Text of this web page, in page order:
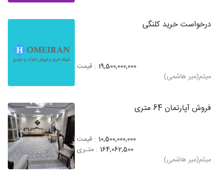
درخواست خرید کلنگی
19,500,000,000 : قیمت
میثم(میر هاشمی)
فروش آپارتمان 64 متری
10,500,000,000 : قیمت
164,062,500 : متـری
میثم(میر هاشمی)